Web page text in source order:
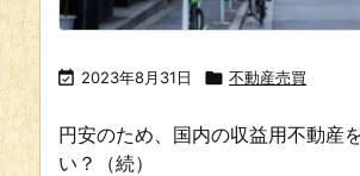
 2023年8月31日  不動産売買
円安のため、国内の収益用不動産
い？（続）